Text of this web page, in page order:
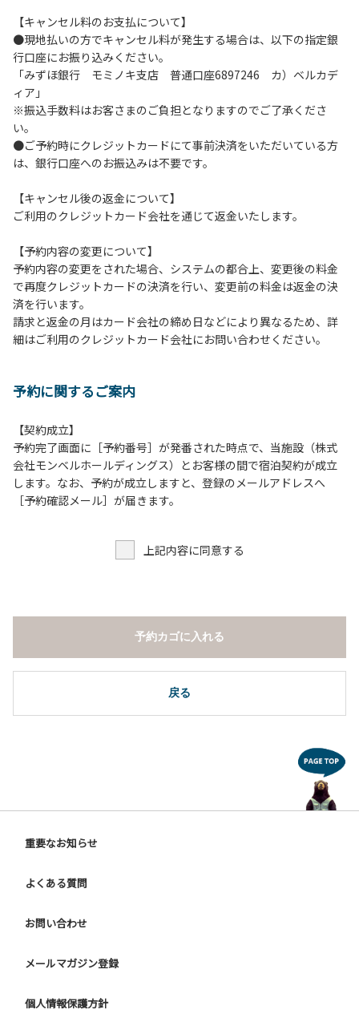
８.不可抗力以外の事由により建造物、家具、備品、その他の
物品を損傷、紛失、汚染させた場合には、相当額を弁償して
いただくことがあります。
９.施設内（駐車場含む）での事故や盗難などにつきまして
は、一切の責任を負いかねます。
【コテージご利用上の注意事項ならびに禁止事項】
１.動物（ペット類）の同伴はご遠慮願います。
３.調度品などの持ち出しはしないでください。
４.ご訪問客とのコテージ内での面会はご遠慮願います。
６.周囲に迷惑となるような行為（夜間の大声での談笑等）や
他人に嫌悪感を与えるような行為はお止めください。
７.BBQ台（BBQコンロやグリル）は室内およびデッキ部分
は使用禁止です。使用の際は土面またはアスファルト面にて
床面から高さ60cm以上離してご利用ください。
８.炭火の利用後は炭の鎮火の確認をお願いいたします。
テントの設営、テーブル・椅子の持ち出しは禁止です。
【ロッジご利用上の注意事項ならびに禁止事項】
１.動物（ペット類）の同伴はご遠慮願います。
２.安全管理上、お子様の単独での行動はご遠慮ください。
３.調度品などの持ち出しはしないでください。
６.周囲に迷惑となるような行為（夜間の大声での談笑等）や
床面から高さ60cm以上離してご利用ください。
８.炭火の利用後は炭の鎮火の確認をお願いいたします。
９.BBQ台（BBQコンロやグリル）の貸出はございません。
10.駐車場や芝生スペースを含め、コテージ周辺でのタープ・
テントの設営、テーブル・椅子の持ち出しは禁止です。
２.安全管理上、お子様の単独での行動はご遠慮ください。
４.ご訪問客とのサイト内での面会はご遠慮願います。
６.周囲に迷惑となるような行為（夜間の大声での談笑等）や
７.BBQ台（BBQコンロやグリル）は床面から高さ60cm以上
さい。
９ ユニットハウス内のシンクでは、コンロや網などの洗浄は
【キャンセル料のお支払について】
●現地払いの方でキャンセル料が発生する場合は、以下の指定銀
行口座にお振り込みください。
「みずほ銀行 モミノキ支店 普通口座6897246 カ）ベルカデ
ィア」
※振込手数料はお客さまのご負担となりますのでご了承くださ
い。
●ご予約時にクレジットカードにて事前決済をいただいている方
は、銀行口座へのお振込みは不要です。
【キャンセル後の返金について】
ご利用のクレジットカード会社を通じて返金いたします。
【予約内容の変更について】
予約内容の変更をされた場合、システムの都合上、変更後の料金
で再度クレジットカードの決済を行い、変更前の料金は返金の決
済を行います。
請求と返金の月はカード会社の締め日などにより異なるため、詳
細はご利用のクレジットカード会社にお問い合わせください。
予約に関するご案内
【契約成立】
予約完了画面に［予約番号］が発番された時点で、当施設（株式
会社モンベルホールディングス）とお客様の間で宿泊契約が成立
します。なお、予約が成立しますと、登録のメールアドレスへ
［予約確認メール］が届きます。
上記内容に同意する
戻る
予約カゴに入れる
重要なお知らせ
よくある質問
お問い合わせ
メールマガジン登録
個人情報保護方針